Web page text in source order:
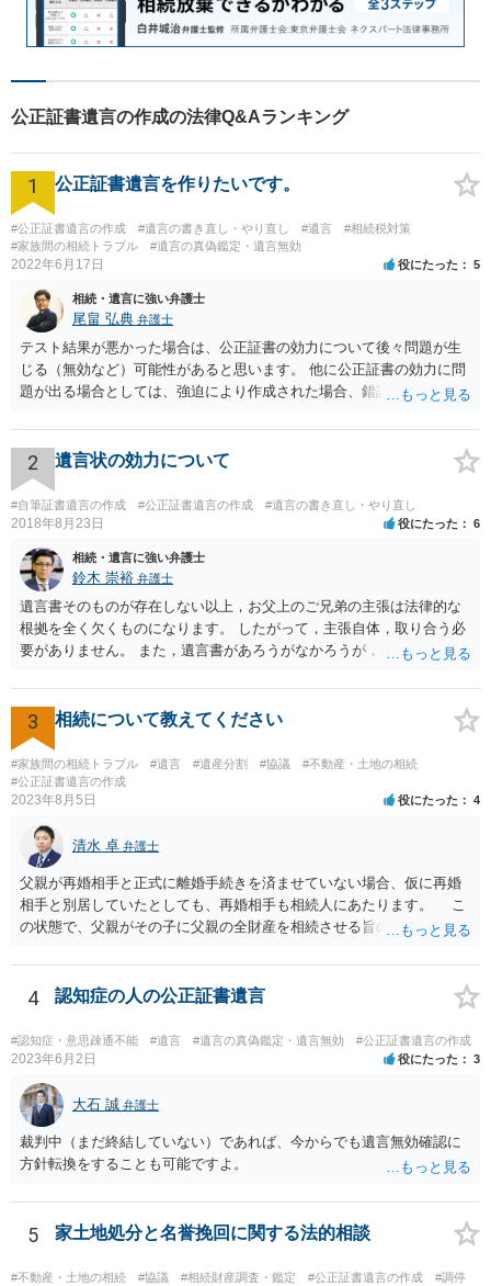
公正証書遺言の作成の法律Q&Aランキング
1 公正証書遺言を作りたいです。
#公正証書遺言の作成 #遺言の書き直し・やり直し #遺言
#相続税対策
#家族間の相続トラブル
#遺言の真偽鑑定・遺言無効
2022年6月17日 役にたった 5
相続・遺言に強い弁護士
尾畠 弘典 弁護士
テスト結果が悪かった場合は、公正証書の効力について後々問題が生
じる（無効など）可能性があると思います。 他に公正証書の効力に問
題が出る場合としては、強迫により作成された場合、錯誤（勘違い）
すが、弁護士に作成を依頼する場合は、１０～数十万円程度になるケ
ースが多いと思います。 報酬体系は、弁護士ごとに異なりますので一
律の基準はありません。
2 遺言状の効力について
#自筆証書遺言の作成 #公正証書遺言の作成 #遺言の書き直し・やり直し
2018年8月23日 役にたった 6
相続・遺言に強い弁護士
鈴木 崇裕 弁護士
遺言書そのものが存在しない以上，お父上のご兄弟の主張は法律的な
根拠を全く欠くものになります。 したがって，主張自体，取り合う必
要がありません。 また，遺言書があろうがなかろうが，お父上のご兄
ご回答にもありますが， 代理人弁護士をたてて，その弁護士から相手
方に対して， ・相続に関する主張は法的根拠がなく，一切応じないこ
と ・今後一切の連絡をしてこないでほしいこと ・連絡を継続してくる
ようであれば警察への通報や法的措置も辞さないこと などを記載した
書面を発送してもらうことがよろしいように思います。
3 相続について教えてください
#家族間の相続トラブル #遺言 #遺産分割 #協議
#不動産・土地の相続
#公正証書遺言の作成
2023年8月5日 役にたった 4
清水 卓 弁護士
父親が再婚相手と正式に離婚手続きを済ませていない場合、仮に再婚
相手と別居していたとしても、再婚相手も相続人にあたります。 こ
の状態で、父親がその子に父親の全財産を相続させる旨の公正証書遺
が、再婚相手の遺留分を侵害しているため、再婚相手から相続人
（子）に対して遺留分侵害額請求権が行使される可能性があります。
お悩みのようであれば、問題の当事者であるお父様本人がお住まい
の地域等の弁護士に直接相談してみるのが望ましいように思います。
【参考】民法 （遺留分侵害額の請求） 第千四十六条 遺留分権利者及
びその承継人は、受遺者（特定財産承継遺言により財産を承継し又は
相続分の指定を受けた相続人を含む。以下この章において同じ。）又
は受贈者に対し、遺留分侵害額に相当する金銭の支払を請求すること
ができる。
4 認知症の人の公正証書遺言
#認知症・意思疎通不能 #遺言 #遺言の真偽鑑定・遺言無効 #公正証書遺言の作成
2023年6月2日 役にたった 3
大石 誠 弁護士
裁判中（まだ終結していない）であれば、今からでも遺言無効確認に
方針転換をすることも可能ですよ。
5 家土地処分と名誉挽回に関する法的相談
#不動産・土地の相続 #協議 #相続財産調査・鑑定 #公正証書遺言の作成 #調停